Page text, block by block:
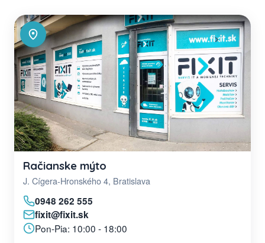
Račianske mýto
J. Cígera-Hronského 4, Bratislava
0948 262 555
fixit@fixit.sk
Pon-Pia: 10:00 - 18:00